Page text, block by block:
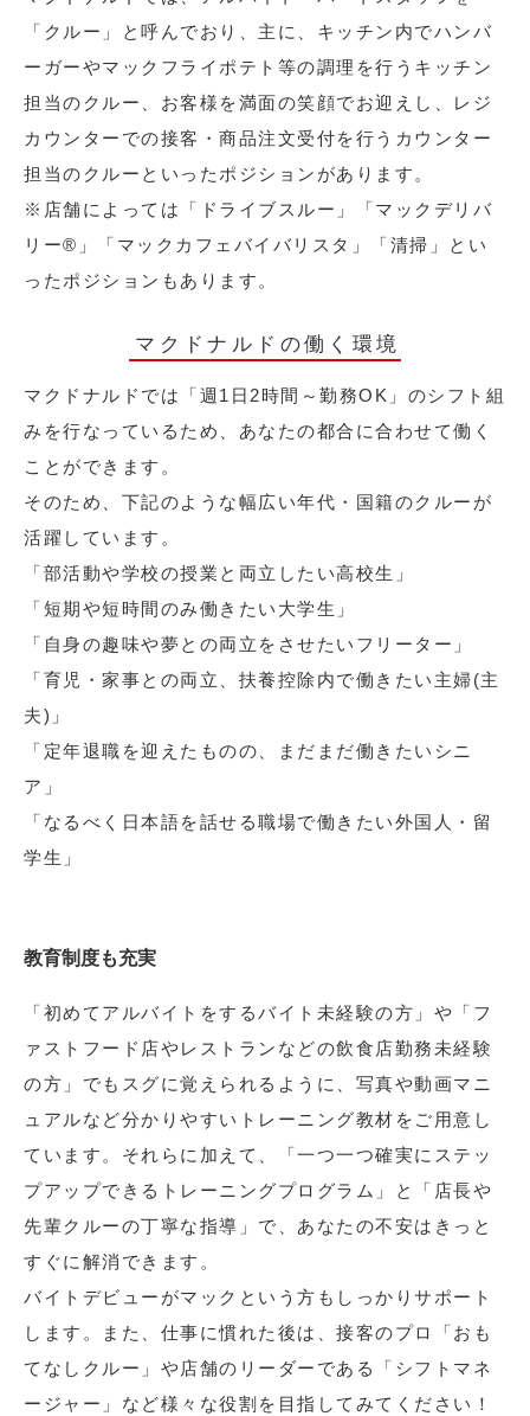
「クルー」と呼んでおり、主に、キッチン内でハンバ
ーガーやマックフライポテト等の調理を行うキッチン
担当のクルー、お客様を満面の笑顔でお迎えし、レジ
カウンターでの接客・商品注文受付を行うカウンター
担当のクルーといったポジションがあります。
※店舗によっては「ドライブスルー」「マックデリバ
リー®︎」「マックカフェバイバリスタ」「清掃」とい
ったポジションもあります。
マクドナルドの働く環境
マクドナルドでは「週1日2時間～勤務OK」のシフト組
みを行なっているため、あなたの都合に合わせて働く
ことができます。
そのため、下記のような幅広い年代・国籍のクルーが
活躍しています。
「部活動や学校の授業と両立したい高校生」
「短期や短時間のみ働きたい大学生」
「自身の趣味や夢との両立をさせたいフリーター」
「育児・家事との両立、扶養控除内で働きたい主婦(主
夫)」
「定年退職を迎えたものの、まだまだ働きたいシニ
ア」
「なるべく日本語を話せる職場で働きたい外国人・留
学生」
教育制度も充実
「初めてアルバイトをするバイト未経験の方」や「フ
ァストフード店やレストランなどの飲食店勤務未経験
の方」でもスグに覚えられるように、写真や動画マニ
ュアルなど分かりやすいトレーニング教材をご用意し
ています。それらに加えて、「一つ一つ確実にステッ
プアップできるトレーニングプログラム」と「店長や
先輩クルーの丁寧な指導」で、あなたの不安はきっと
すぐに解消できます。
バイトデビューがマックという方もしっかりサポート
します。また、仕事に慣れた後は、接客のプロ「おも
てなしクルー」や店舗のリーダーである「シフトマネ
ージャー」など様々な役割を目指してみてください！